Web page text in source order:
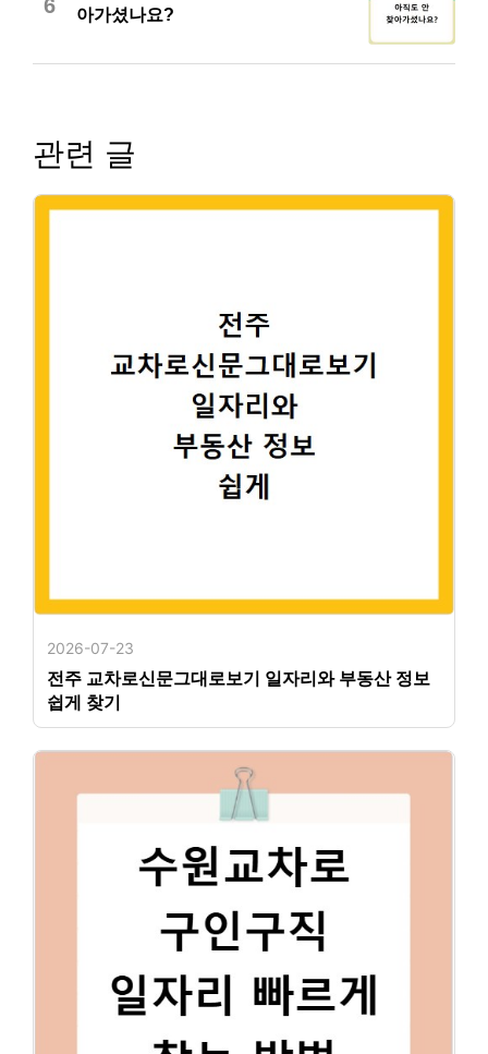
6 아가셨나요?
관련 글
2026-07-23
전주 교차로신문그대로보기 일자리와 부동산 정보
쉽게 찾기